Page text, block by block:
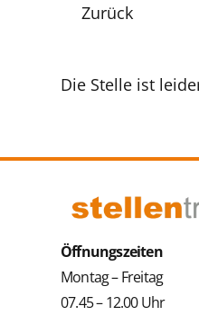
Zurück
Die Stelle ist
Öffnungszeiten
Montag – Freitag
07.45 – 12.00 Uhr